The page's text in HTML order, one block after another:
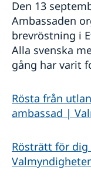
Pass i Etiopien
Förnyelse av
Förnyelse av
Ansökan om
Provisoriskt pass
Svenskt
Dubbelt
Registrera
Avgifter i Etiopien
Akut hjälp i
Gifta sig i Etiopien
Aktuella
Allmänna
Terrorism
Om olyckan är
Stöd till svenska
Stöd till etiopiska
Fler användbara
Regionalt
Den 13
Ambassaden
brevröstning i
Alla svenska
gång har varit
Rösta från
ambassad |
Rösträtt för